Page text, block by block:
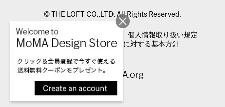
© THE LOFT CO.,LTD. All Rights Reserved.
特定商取引法表示
個人情報取り扱い規定
カスタマーハラスメントに対する基本方針
Visit MoMA.org